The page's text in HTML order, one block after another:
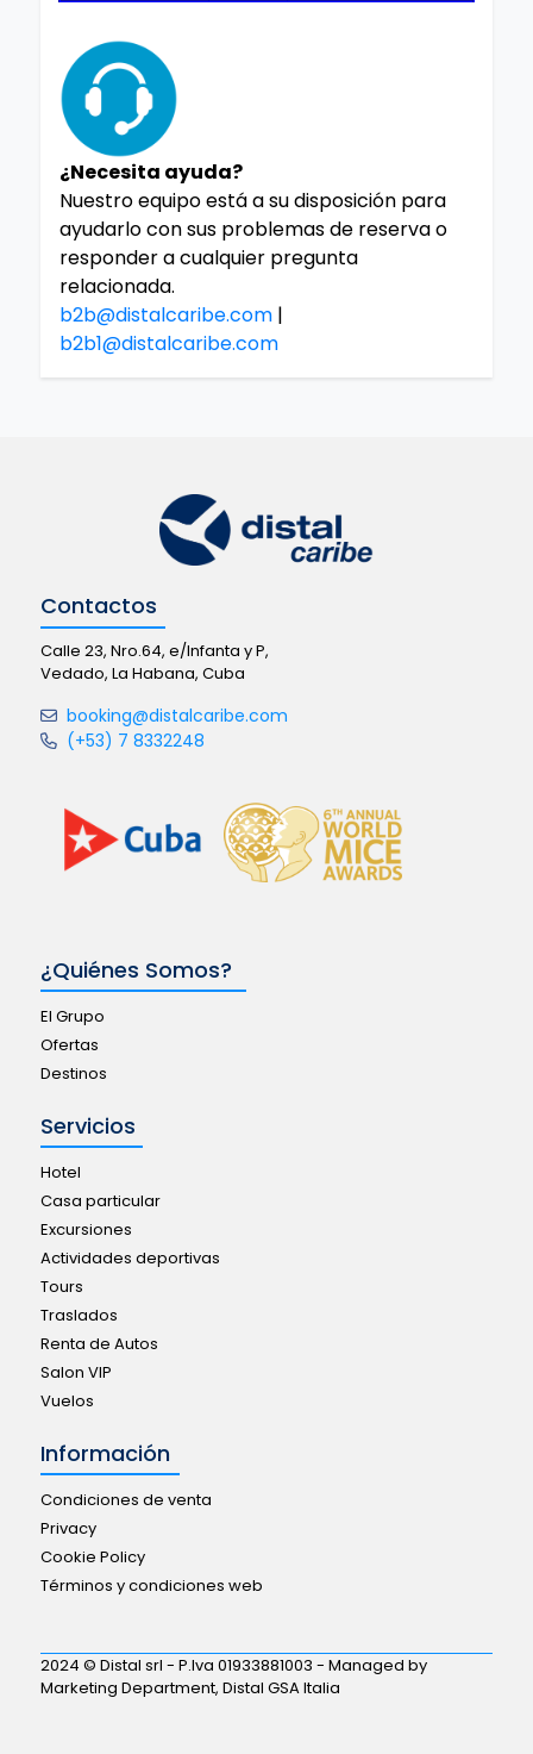
¿Necesita ayuda?
Nuestro equipo está a su disposición para
ayudarlo con sus problemas de reserva o
responder a cualquier pregunta
relacionada.
b2b@distalcaribe.com|
b2b1@distalcaribe.com
Contactos
Calle 23, Nro.64, e/Infanta y P,
Vedado, La Habana, Cuba
booking@distalcaribe.com
(+53) 7 8332248
¿Quiénes Somos?
El Grupo
Ofertas
Destinos
Servicios
Hotel
Casa particular
Excursiones
Actividades deportivas
Tours
Traslados
Renta de Autos
Salon VIP
Vuelos
Información
Condiciones de venta
Privacy
Cookie Policy
Términos y condiciones web
2024 © Distal srl - P.Iva 01933881003 - Managed by
Marketing Department, Distal GSA Italia